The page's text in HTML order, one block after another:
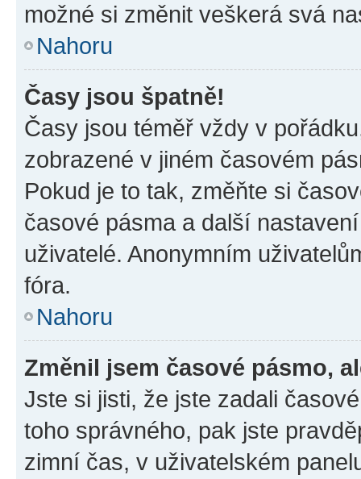
možné si změnit veškerá svá
Nahoru
Časy jsou špatně!
Časy jsou téměř vždy v
zobrazené v jiném časovém
Pokud je to tak, změňte si
časové pásma a další
uživatelé. Anonymním
fóra.
Nahoru
Změnil jsem časové pásmo,
Jste si jisti, že jste zadali
toho správného, pak jste
zimní čas, v uživatelském